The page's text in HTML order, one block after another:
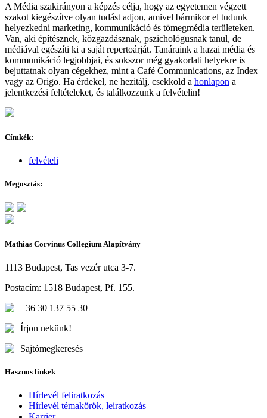
A Média szakirányon a képzés célja, hogy az egyetemen végzett
szakot kiegészítve olyan tudást adjon, amivel bármikor el tudunk
helyezkedni marketing, kommunikáció és tömegmédia területeken.
Van, aki építésznek, közgazdásznak, pszichológusnak tanul, de
médiával egészíti ki a saját repertoárját. Tanáraink a hazai média és
kommunikáció legjobbjai, és sokszor még gyakorlati helyekre is
bejuttatnak olyan cégekhez, mint a Café Communications, az Index
vagy az Origo. Ha érdekel, ne hezitálj, csekkold a honlapon a
jelentkezési feltételeket, és találkozzunk a felvételin!
Címkék:
felvételi
Megosztás:
Mathias Corvinus Collegium Alapítvány
1113 Budapest, Tas vezér utca 3-7.
Postacím: 1518 Budapest, Pf. 155.
+36 30 137 55 30
Írjon nekünk!
Sajtómegkeresés
Hasznos linkek
Hírlevél feliratkozás
Hírlevél témakörök, leiratkozás